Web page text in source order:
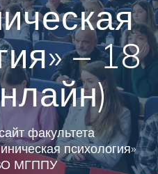
– 18
факультета
психология»
МГППУ